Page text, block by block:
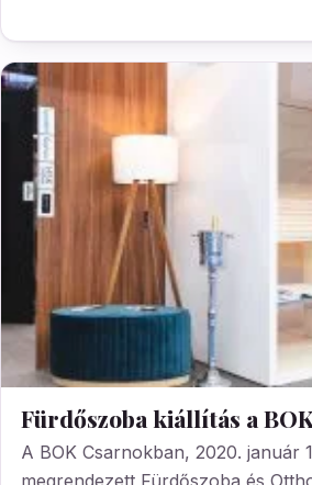
Fürdőszoba kiállítás a
A BOK Csarnokban, 2020. január
megrendezett Fürdőszoba és